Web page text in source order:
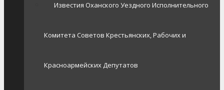
Известия Оханского Уездного Исполнительного
Комитета Советов Крестьянских, Рабочих и
Красноармейских Депутатов